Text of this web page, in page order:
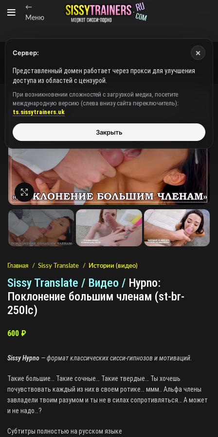
←
Меню
Нажмите, чтобы увеличить
Главная Sissy Translate Истории (видео)
Sissy Translate / Видео / Hypno:
Поклонение большим членам (st-br-
250lc)
600 ₽
Sissy Hypno — формат классических сисси-гипнозов и мотиваций.
Такие большие… Такие сочные… Такие твердые… Ты хочешь
почувствовать каждый из них в своем ротике… ммм.. Альфа члены
завладели твоим разумом и ты не в силах сопротивляться… А может
и не надо…?
Субтитры полностью на русском языке
Сервер: ×
Представленный домен работает через прокси для улучшения
доступа из областей с цензурой.
При возникновении сложностей с загрузкой медиа, посетите
международную версию (слева внизу сайта переключитель):
ts.sissytrainers.uk
Закрыть